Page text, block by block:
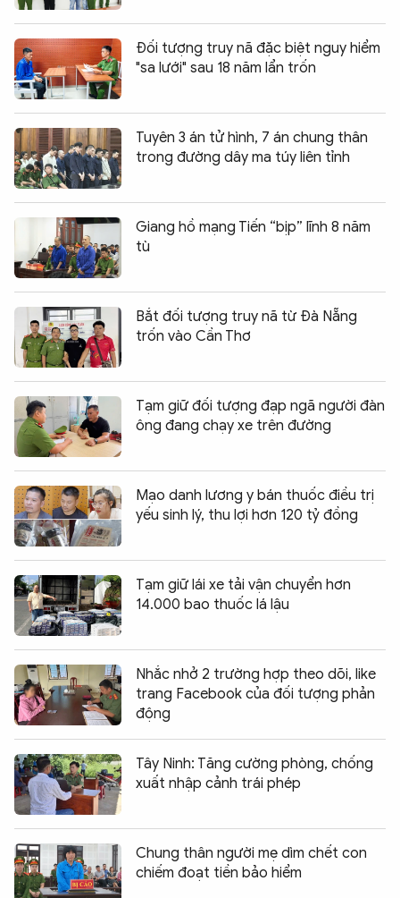
Đối tượng truy nã đặc biệt nguy hiểm
"sa lưới" sau 18 năm lẩn trốn
Tuyên 3 án tử hình, 7 án chung thân
trong đường dây ma túy liên tỉnh
Giang hồ mạng Tiến “bịp” lĩnh 8 năm
tù
Bắt đối tượng truy nã từ Đà Nẵng
trốn vào Cần Thơ
Tạm giữ đối tượng đạp ngã người đàn
ông đang chạy xe trên đường
Mạo danh lương y bán thuốc điều trị
yếu sinh lý, thu lợi hơn 120 tỷ đồng
Tạm giữ lái xe tải vận chuyển hơn
14.000 bao thuốc lá lậu
Nhắc nhở 2 trường hợp theo dõi, like
trang Facebook của đối tượng phản
động
Tây Ninh: Tăng cường phòng, chống
xuất nhập cảnh trái phép
Chung thân người mẹ dìm chết con
chiếm đoạt tiền bảo hiểm